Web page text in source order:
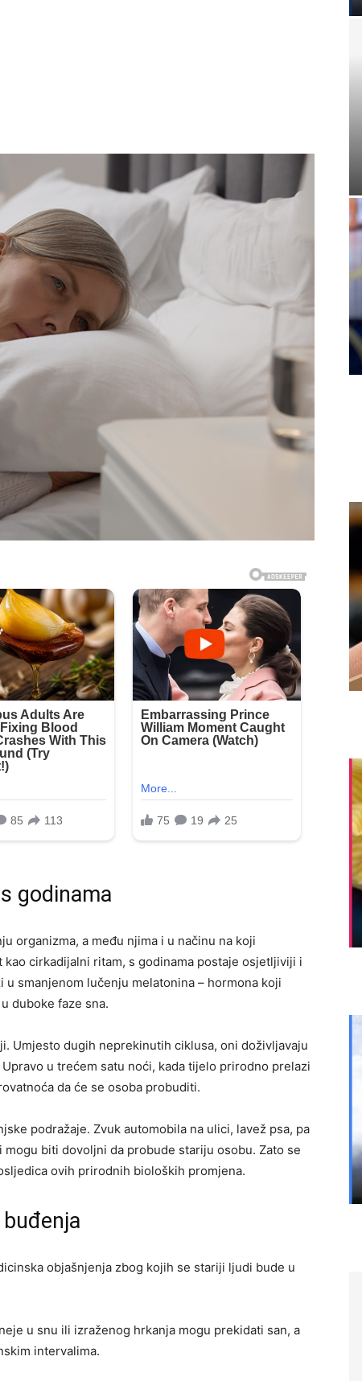
godinama
organizma, a među njima i u načinu na koji
cirkadijalni ritam, s godinama postaje osjetljiviji i
smanjenom lučenju melatonina – hormona koji
duboke faze sna.
Umjesto dugih neprekinutih ciklusa, oni doživljavaju
u trećem satu noći, kada tijelo prirodno prelazi
da će se osoba probuditi.
podražaje. Zvuk automobila na ulici, lavež psa, pa
biti dovoljni da probude stariju osobu. Zato se
ovih prirodnih bioloških promjena.
objašnjenja zbog kojih se stariji ljudi bude u
u snu ili izraženog hrkanja mogu prekidati san, a
intervalima.